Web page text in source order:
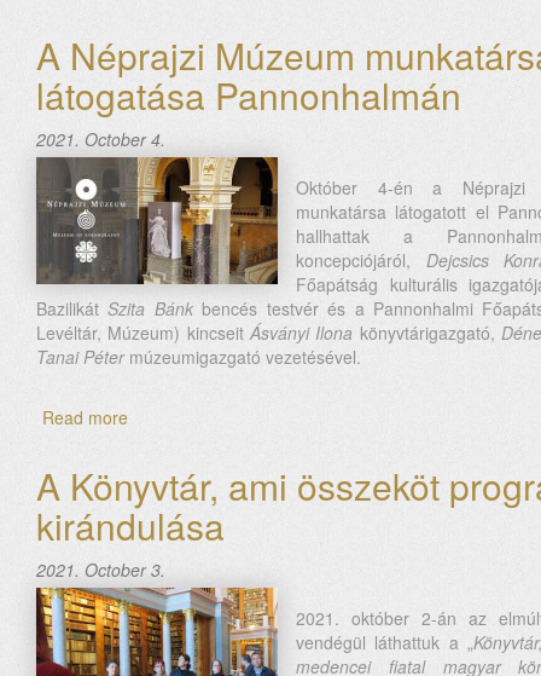
EKE
közgyűléséről
A Néprajzi Múzeum
látogatása Pannonhalmán
2021. October 4.
Október 4-én a Néprajzi
munkatársa látogatott el
hallhattak a
koncepciójáról, Dejcsics
Főapátság kulturális
BazilikátSzita Bánkbencés testvér és a Pannonhalmi
Levéltár, Múzeum) kincseitÁsványi Ilona könyvtárigazgató,
Tanai Pétermúzeumigazgató vezetésével.
Read more
Múzeum
munkatársainak
látogatása
Pannonhalmán
A Könyvtár, ami összeköt
kirándulása
2021. October 3.
2021. október 2-án az
vendégül láthattuk a „
medencei fiatal magyar